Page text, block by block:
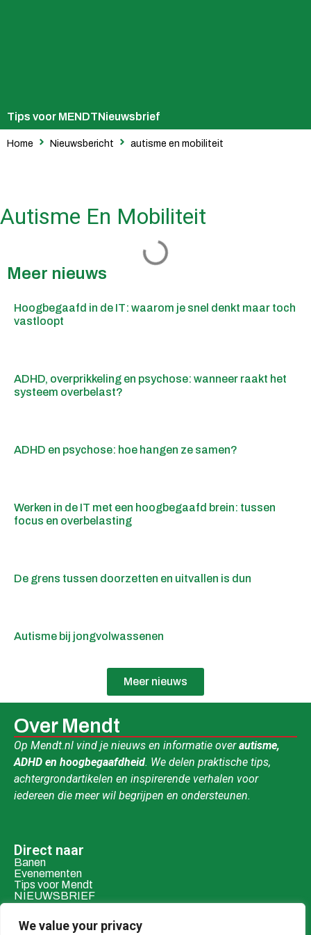
We value your privacy
Tips voor MENDTNieuwsbrief
Home Nieuwsbericht autisme en mobiliteit
Autisme En Mobiliteit
Meer nieuws
Hoogbegaafd in de IT: waarom je snel denkt maar toch
vastloopt
ADHD, overprikkeling en psychose: wanneer raakt het
systeem overbelast?
ADHD en psychose: hoe hangen ze samen?
Werken in de IT met een hoogbegaafd brein: tussen
focus en overbelasting
De grens tussen doorzetten en uitvallen is dun
Autisme bij jongvolwassenen
Meer nieuws
Over Mendt
Op Mendt.nl vind je nieuws en informatie overautisme,
ADHD en hoogbegaafdheid. We delen praktische tips,
achtergrondartikelen en inspirerende verhalen voor
iedereen die meer wil begrijpen en ondersteunen.
Direct naar
Banen
Evenementen
Tips voor Mendt
NIEUWSBRIEF
Contact & social